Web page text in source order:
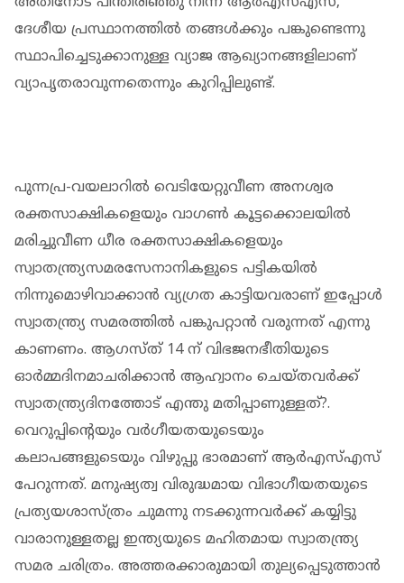
ദേശീയ പ്രസ്ഥാനത്തിൽ തങ്ങൾക്കും പങ്കുണ്ടെന്നു
സ്ഥാപിച്ചെടുക്കാനുള്ള വ്യാജ ആഖ്യാനങ്ങളിലാണ്
വ്യാപൃതരാവുന്നതെന്നും കുറിപ്പിലുണ്ട്.
പുന്നപ്ര-വയലാറിൽ വെടിയേറ്റുവീണ അനശ്വര
രക്തസാക്ഷികളെയും വാഗൺ കൂട്ടക്കൊലയിൽ
മരിച്ചുവീണ ധീര രക്തസാക്ഷികളെയും
സ്വാതന്ത്ര്യസമരസേനാനികളുടെ പട്ടികയിൽ
നിന്നുമൊഴിവാക്കാൻ വ്യഗ്രത കാട്ടിയവരാണ് ഇപ്പോൾ
സ്വാതന്ത്ര്യ സമരത്തിൽ പങ്കുപറ്റാൻ വരുന്നത് എന്നു
കാണണം. ആഗസ്ത് 14 ന് വിഭജനഭീതിയുടെ
ഓർമ്മദിനമാചരിക്കാൻ ആഹ്വാനം ചെയ്തവർക്ക്
സ്വാതന്ത്ര്യദിനത്തോട് എന്തു മതിപ്പാണുള്ളത്?.
വെറുപ്പിന്റെയും വർഗീയതയുടെയും
കലാപങ്ങളുടെയും വിഴുപ്പു ഭാരമാണ് ആർഎസ്എസ്
പേറുന്നത്. മനുഷ്യത്വ വിരുദ്ധമായ വിഭാഗീയതയുടെ
പ്രത്യയശാസ്ത്രം ചുമന്നു നടക്കുന്നവർക്ക് കയ്യിട്ടു
വാരാനുള്ളതല്ല ഇന്ത്യയുടെ മഹിതമായ സ്വാതന്ത്ര്യ
സമര ചരിത്രം. അത്തരക്കാരുമായി തുല്യപ്പെടുത്താൻ